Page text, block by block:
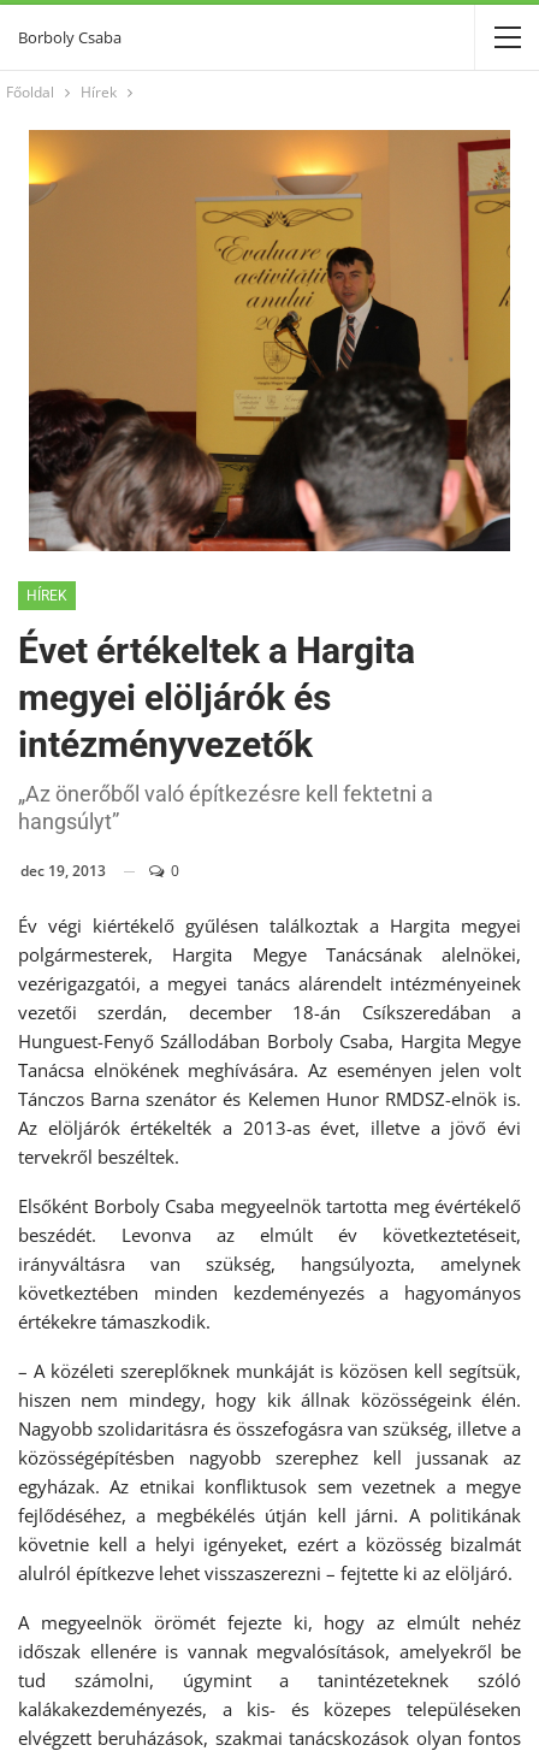
Borboly Csaba
Főoldal Hírek
HÍREK
Évet értékeltek a Hargita
megyei elöljárók és
intézményvezetők
„Az önerőből való építkezésre kell fektetni a
hangsúlyt”
dec 19, 2013 0
Év végi kiértékelő gyűlésen találkoztak a Hargita megyei
polgármesterek, Hargita Megye Tanácsának alelnökei,
vezérigazgatói, a megyei tanács alárendelt intézményeinek
vezetői szerdán, december 18-án Csíkszeredában a
Hunguest-Fenyő Szállodában Borboly Csaba, Hargita Megye
Tanácsa elnökének meghívására. Az eseményen jelen volt
Tánczos Barna szenátor és Kelemen Hunor RMDSZ-elnök is.
Az elöljárók értékelték a 2013-as évet, illetve a jövő évi
tervekről beszéltek.
Elsőként Borboly Csaba megyeelnök tartotta meg évértékelő
beszédét. Levonva az elmúlt év következtetéseit,
irányváltásra van szükség, hangsúlyozta, amelynek
következtében minden kezdeményezés a hagyományos
értékekre támaszkodik.
– A közéleti szereplőknek munkáját is közösen kell segítsük,
hiszen nem mindegy, hogy kik állnak közösségeink élén.
Nagyobb szolidaritásra és összefogásra van szükség, illetve a
közösségépítésben nagyobb szerephez kell jussanak az
egyházak. Az etnikai konfliktusok sem vezetnek a megye
fejlődéséhez, a megbékélés útján kell járni. A politikának
követnie kell a helyi igényeket, ezért a közösség bizalmát
alulról építkezve lehet visszaszerezni – fejtette ki az elöljáró.
A megyeelnök örömét fejezte ki, hogy az elmúlt nehéz
időszak ellenére is vannak megvalósítások, amelyekről be
tud számolni, úgymint a tanintézeteknek szóló
kalákakezdeményezés, a kis- és közepes településeken
elvégzett beruházások, szakmai tanácskozások olyan fontos